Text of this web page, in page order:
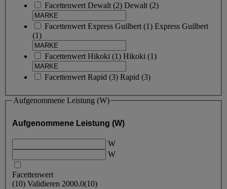
Facettenwert Dewalt (2) Dewalt (2)
Facettenwert Express Guilbert (1) Express Guilbert
(1)
Facettenwert Hikoki (1) Hikoki (1)
Facettenwert Rapid (3) Rapid (3)
Aufgenommene Leistung (W)
Aufgenommene Leistung (W)
W
W
Facettenwert
(10) Validieren 2000.0(10)